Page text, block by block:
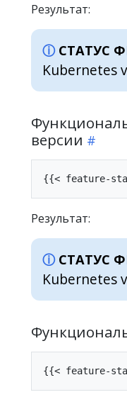
Результат:
СТАТУС
Kubernetes
версии
Результат:
СТАТУС
Kubernetes